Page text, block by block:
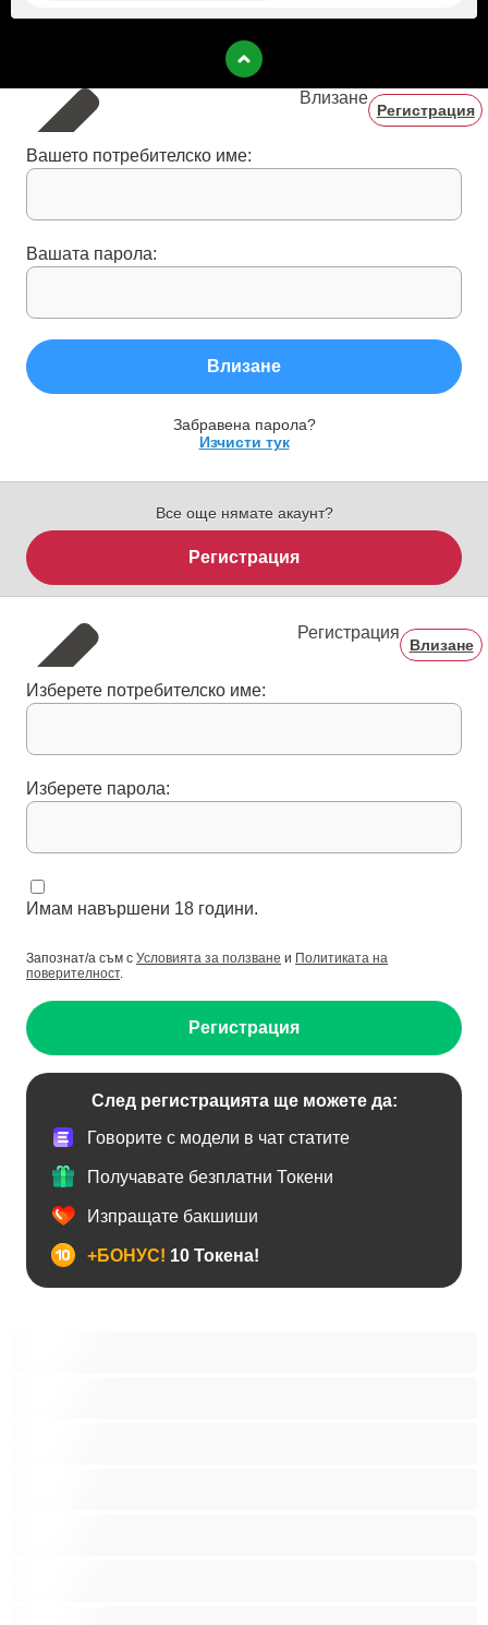
Влизане
Регистрация
Вашето потребителско име:
Вашата парола:
Влизане
Забравена парола?
Изчисти тук
Все още нямате акаунт?
Регистрация
Регистрация
Влизане
Изберете потребителско име:
Изберете парола:
Имам навършени 18 години.
Запознат/а съм с Условията за ползване и Политиката на
поверителност.
Регистрация
След регистрацията ще можете да:
Говорите с модели в чат статите
Получавате безплатни Токени
Изпращате бакшиши
+БОНУС! 10 Токена!